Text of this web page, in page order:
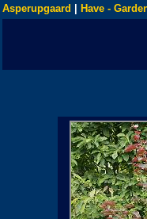
Asperupgaard Have -